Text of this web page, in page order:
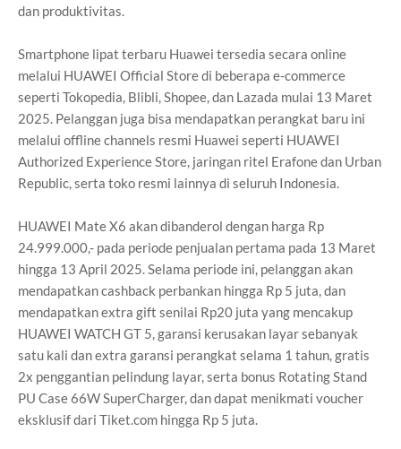
dan produktivitas.
Smartphone lipat terbaru Huawei tersedia secara online
melalui HUAWEI Official Store di beberapa e-commerce
seperti Tokopedia, Blibli, Shopee, dan Lazada mulai 13 Maret
2025. Pelanggan juga bisa mendapatkan perangkat baru ini
melalui offline channels resmi Huawei seperti HUAWEI
Authorized Experience Store, jaringan ritel Erafone dan Urban
Republic, serta toko resmi lainnya di seluruh Indonesia.
HUAWEI Mate X6 akan dibanderol dengan harga Rp
24.999.000,- pada periode penjualan pertama pada 13 Maret
hingga 13 April 2025. Selama periode ini, pelanggan akan
mendapatkan cashback perbankan hingga Rp 5 juta, dan
mendapatkan extra gift senilai Rp20 juta yang mencakup
HUAWEI WATCH GT 5, garansi kerusakan layar sebanyak
satu kali dan extra garansi perangkat selama 1 tahun, gratis
2x penggantian pelindung layar, serta bonus Rotating Stand
PU Case 66W SuperCharger, dan dapat menikmati voucher
eksklusif dari Tiket.com hingga Rp 5 juta.